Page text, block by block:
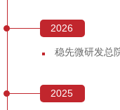
2026
稳先微研发总
2025